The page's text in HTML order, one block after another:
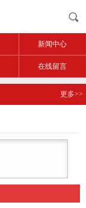
新闻中心
在线留言
更多>>